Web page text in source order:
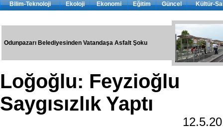
Bilim-Teknoloji Ekoloji Ekonomi Eğitim Güncel Kültür-
Odunpazarı Belediyesinden Vatandaşa Asfalt Şoku
Loğoğlu: Feyzioğlu
Saygısızlık Yaptı